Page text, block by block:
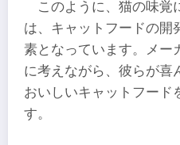
このように、猫の味覚
は、キャットフードの開
素となっています。メー
に考えながら、彼らが喜
おいしいキャットフード
す。